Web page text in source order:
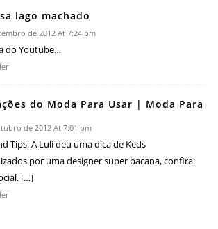
lago machado
de 2012 At 7:24 pm
do Youtube…
do Moda Para Usar | Moda Para
de 2012 At 7:01 pm
Tips: A Luli deu uma dica de Keds
por uma designer super bacana, confira:
[…]